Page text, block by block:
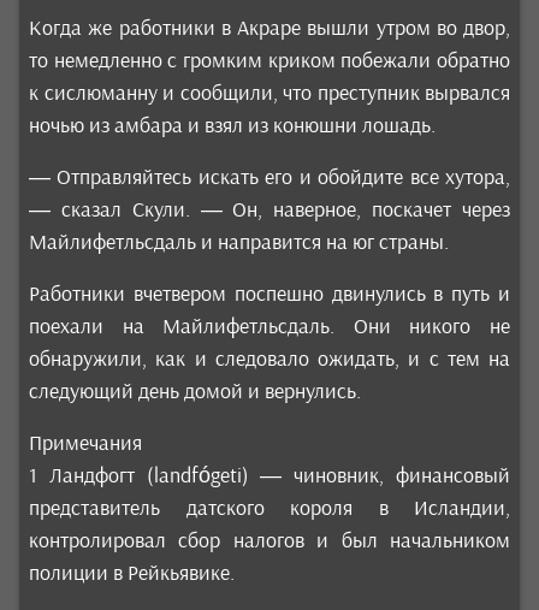
Когда же работники в Акраре вышли утром во двор,
то немедленно с громким криком побежали обратно
к сислюманну и сообщили, что преступник вырвался
ночью из амбара и взял из конюшни лошадь.
— Отправляйтесь искать его и обойдите все хутора,
— сказал Скули. — Он, наверное, поскачет через
Майлифетльсдаль и направится на юг страны.
Работники вчетвером поспешно двинулись в путь и
поехали на Майлифетльсдаль. Они никого не
обнаружили, как и следовало ожидать, и с тем на
следующий день домой и вернулись.
Примечания
1 Ландфогт (landfógeti) — чиновник, финансовый
представитель датского короля в Исландии,
контролировал сбор налогов и был начальником
полиции в Рейкьявике.